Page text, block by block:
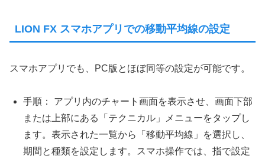
LION FX スマホアプリでの移動平均線の設定
スマホアプリでも、PC版とほぼ同等の設定が可能です。
手順： アプリ内のチャート画面を表示させ、画面下部
または上部にある「テクニカル」メニューをタップし
ます。表示された一覧から「移動平均線」を選択し、
期間と種類を設定します。スマホ操作では、指で設定